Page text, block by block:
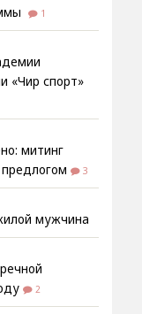
1
«Чир спорт»
митинг
3
мужчина
2